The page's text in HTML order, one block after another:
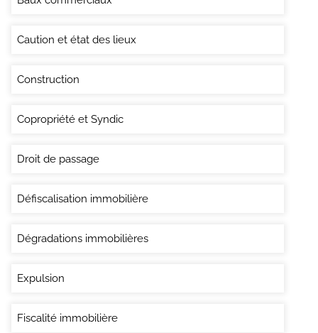
Caution et état des lieux
Construction
Copropriété et Syndic
Droit de passage
Défiscalisation immobilière
Dégradations immobilières
Expulsion
Fiscalité immobilière